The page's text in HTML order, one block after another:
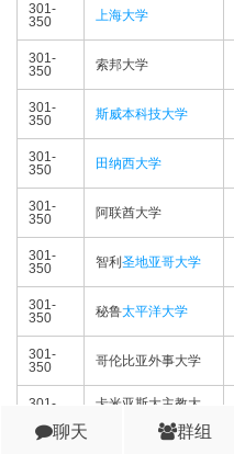
301-
350
上海大学
301-
350
索邦大学
301-
350
斯威本科技大学
301-
350
田纳西大学
301-
350
阿联酋大学
301-
350
智利 圣地亚哥大学
301-
350
秘鲁太平洋大学
301-
350
哥伦比亚外事大学
301-
卡米亚斯大主教大
聊天 群组